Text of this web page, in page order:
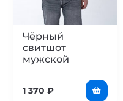
Чёрный
свитшот
мужской
1 370 ₽